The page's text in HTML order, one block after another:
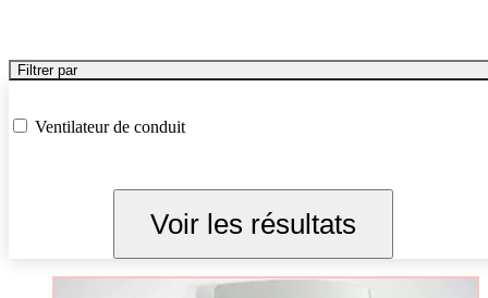
Filtrer par
Ventilateur de conduit
Voir les résultats